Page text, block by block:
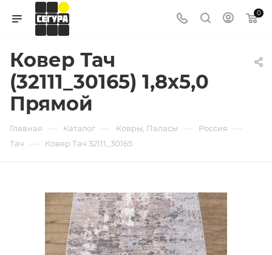
0
Ковер Тач
(32111_30165) 1,8х5,0
Прямой
Главная — Каталог — Ковры, Паласы — Россия —
Тач — Ковер Тач 32111_30165